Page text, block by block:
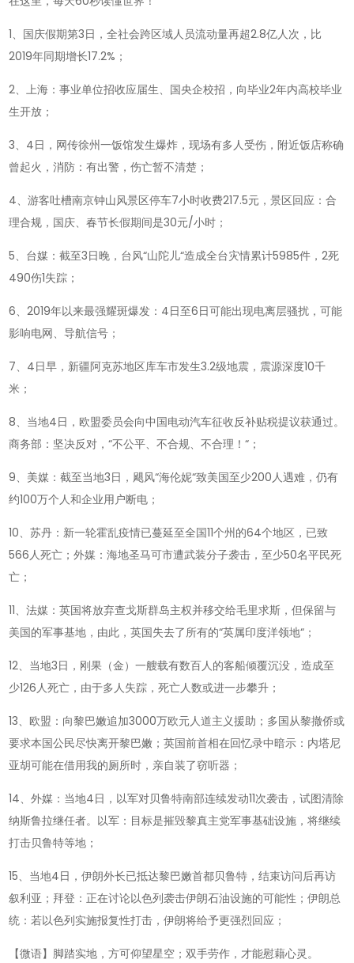
读
世
05
日，
农
历
月
三，
六!
1、国庆假期第3日，全社会跨区域人员流动量再超2.8亿人次，比
2019年同期增长17.2%；
2、上海：事业单位招收应届生、国央企校招，向毕业2年内高校毕业
生开放；
3、4日，网传徐州一饭馆发生爆炸，现场有多人受伤，附近饭店称确
曾起火，消防：有出警，伤亡暂不清楚；
4、游客吐槽南京钟山风景区停车7小时收费217.5元，景区回应：合
理合规，国庆、春节长假期间是30元/小时；
5、台媒：截至3日晚，台风“山陀儿“造成全台灾情累计5985件，2死
490伤1失踪；
6、2019年以来最强耀斑爆发：4日至6日可能出现电离层骚扰，可能
影响电网、导航信号；
7、4日早，新疆阿克苏地区库车市发生3.2级地震，震源深度10千
米；
8、当地4日，欧盟委员会向中国电动汽车征收反补贴税提议获通过。
商务部：坚决反对，“不公平、不合规、不合理！“；
9、美媒：截至当地3日，飓风“海伦妮“致美国至少200人遇难，仍有
约100万个人和企业用户断电；
10、苏丹：新一轮霍乱疫情已蔓延至全国11个州的64个地区，已致
566人死亡；外媒：海地圣马可市遭武装分子袭击，至少50名平民死
亡；
11、法媒：英国将放弃查戈斯群岛主权并移交给毛里求斯，但保留与
美国的军事基地，由此，英国失去了所有的“英属印度洋领地“；
12、当地3日，刚果（金）一艘载有数百人的客船倾覆沉没，造成至
少126人死亡，由于多人失踪，死亡人数或进一步攀升；
13、欧盟：向黎巴嫩追加3000万欧元人道主义援助；多国从黎撤侨或
要求本国公民尽快离开黎巴嫩；英国前首相在回忆录中暗示：内塔尼
亚胡可能在借用我的厕所时，亲自装了窃听器；
14、外媒：当地4日，以军对贝鲁特南部连续发动11次袭击，试图清除
纳斯鲁拉继任者。以军：目标是摧毁黎真主党军事基础设施，将继续
打击贝鲁特等地；
15、当地4日，伊朗外长已抵达黎巴嫩首都贝鲁特，结束访问后再访
叙利亚；拜登：正在讨论以色列袭击伊朗石油设施的可能性；伊朗总
统：若以色列实施报复性打击，伊朗将给予更强烈回应；
【微语】脚踏实地，方可仰望星空；双手劳作，才能慰藉心灵。